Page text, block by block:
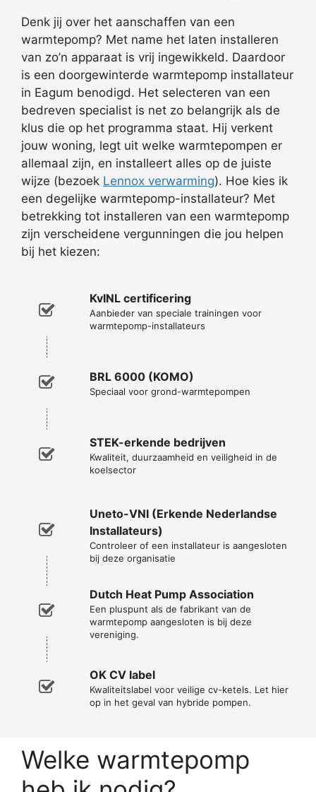
Denk jij over het aanschaffen van een
warmtepomp? Met name het laten installeren
van zo’n apparaat is vrij ingewikkeld. Daardoor
is een doorgewinterde warmtepomp installateur
in Eagum benodigd. Het selecteren van een
bedreven specialist is net zo belangrijk als de
klus die op het programma staat. Hij verkent
jouw woning, legt uit welke warmtepompen er
allemaal zijn, en installeert alles op de juiste
wijze (bezoek Lennox verwarming). Hoe kies ik
een degelijke warmtepomp-installateur? Met
betrekking tot installeren van een warmtepomp
zijn verscheidene vergunningen die jou helpen
bij het kiezen:
KvINL certificering
Aanbieder van speciale trainingen voor
warmtepomp-installateurs
BRL 6000 (KOMO)
Speciaal voor grond-warmtepompen
STEK-erkende bedrijven
Kwaliteit, duurzaamheid en veiligheid in de
koelsector
Uneto-VNI (Erkende Nederlandse
Installateurs)
Controleer of een installateur is aangesloten
bij deze organisatie
Dutch Heat Pump Association
Een pluspunt als de fabrikant van de
warmtepomp aangesloten is bij deze
vereniging.
OK CV label
Kwaliteitslabel voor veilige cv-ketels. Let hier
op in het geval van hybride pompen.
Welke warmtepomp